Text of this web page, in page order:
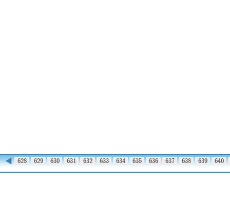
◀
627 628 629 630 631 632 633 634 635 636 637 638 639 640